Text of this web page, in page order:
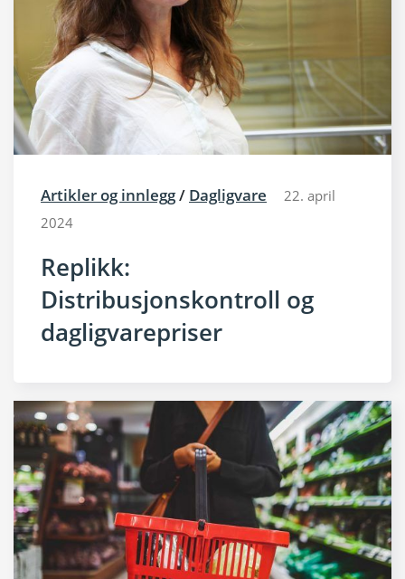
Artikler og innlegg/ Dagligvare
22. april
2024
Replikk:
Distribusjonskontroll og
dagligvarepriser